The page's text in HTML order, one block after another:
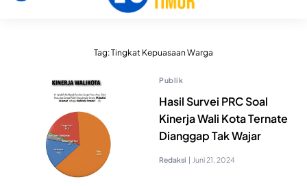
Tag:Tingkat Kepuasaan Warga
Publik
Hasil Survei PRC Soal
Kinerja Wali Kota Ternate
Dianggap Tak Wajar
Redaksi | Juni 21, 2024